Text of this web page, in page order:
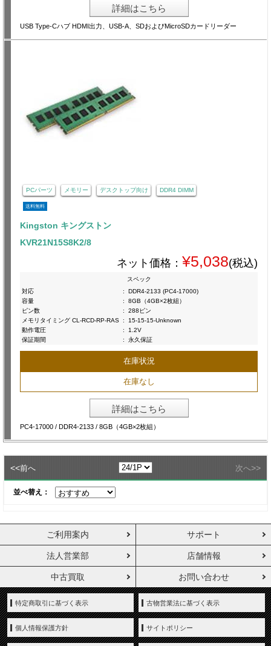
詳細はこちら
USB Type-Cハブ HDMI出力、USB-A、SDおよびMicroSDカードリーダー
PCパーツ メモリー デスクトップ向け DDR4 DIMM
送料無料
Kingston キングストン
KVR21N15S8K2/8
ネット価格： ¥5,038(税込)
スペック
対応
:
DDR4-2133 (PC4-17000)
容量
:
8GB（4GB×2枚組）
ピン数
:
288ピン
メモリタイミング CL-RCD-RP-RAS :
15-15-15-Unknown
動作電圧
:
1.2V
保証期間
: 永久保証
在庫状況
在庫なし
詳細はこちら
PC4-17000 / DDR4-2133 / 8GB（4GB×2枚組）
<<前へ 次へ>>
並べ替え：
ご利用案内 サポート
法人営業部 店舗情報
中古買取 お問い合わせ
特定商取引に基づく表示 古物営業法に基づく表示
個人情報保護方針 サイトポリシー